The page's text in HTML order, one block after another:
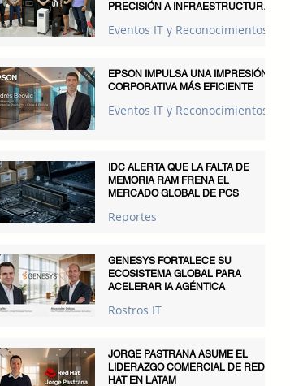
PRECISIÓN A INFRAESTRUCTURAS
Eventos IT y Reconocimientos
EPSON IMPULSA UNA IMPRESIÓN
CORPORATIVA MÁS EFICIENTE
Eventos IT y Reconocimientos
IDC ALERTA QUE LA FALTA DE
MEMORIA RAM FRENA EL
MERCADO GLOBAL DE PCS
Reportes
GENESYS FORTALECE SU
ECOSISTEMA GLOBAL PARA
ACELERAR IA AGÉNTICA
Rostros IT
JORGE PASTRANA ASUME EL
LIDERAZGO COMERCIAL DE RED
HAT EN LATAM